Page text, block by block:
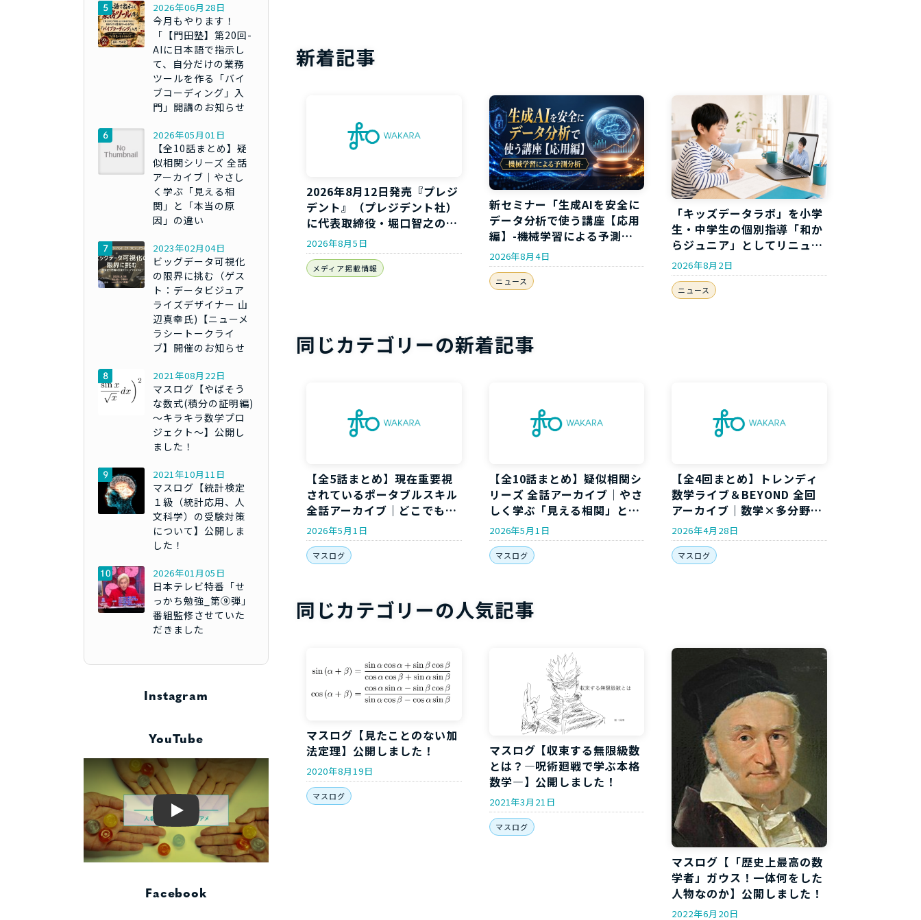
新着記事
2026年8月12日発売『プレジ
デント』（プレジデント社）
に代表取締役・堀口智之のイ
ンタビューが掲載されます
2026年8月5日
メディア掲載情報
新セミナー「生成AIを安全に
データ分析で使う講座【応用
編】-機械学習による予測分
析-」開講のお知らせ
2026年8月4日
ニュース
「キッズデータラボ」を小学
生・中学生の個別指導「和か
らジュニア」としてリニュー
アルしました
2026年8月2日
ニュース
同じカテゴリーの新着記事
【全5話まとめ】現在重要視
されているポータブルスキル
全話アーカイブ｜どこでも通
用する”持ち運べる力”を5回
で身につける
2026年5月1日
マスログ
【全10話まとめ】疑似相関シ
リーズ 全話アーカイブ｜やさ
しく学ぶ「見える相関」と
「本当の原因」の違い
2026年5月1日
マスログ
【全4回まとめ】トレンディ
数学ライブ＆BEYOND 全回
アーカイブ｜数学×多分野コ
ラボイベント開催履歴
2026年4月28日
マスログ
同じカテゴリーの人気記事
マスログ【見たことのない加
法定理】公開しました！
2020年8月19日
マスログ
マスログ【収束する無限級数
とは？―呪術廻戦で学ぶ本格
数学―】公開しました！
2021年3月21日
マスログ
マスログ【「歴史上最高の数
学者」ガウス！一体何をした
人物なのか】公開しました！
2022年6月20日
2026年06月28日
今月もやります！
「【門田塾】第20回-
AIに日本語で指示し
て、自分だけの業務
ツールを作る「バイ
ブコーディング」入
門」開講のお知らせ
2026年05月01日
【全10話まとめ】疑
似相関シリーズ 全話
アーカイブ｜やさし
く学ぶ「見える相
関」と「本当の原
因」の違い
2023年02月04日
ビッグデータ可視化
の限界に挑む（ゲス
ト：データビジュア
ライズデザイナー 山
辺真幸氏)【ニューメ
ラシートークライ
ブ】開催のお知らせ
2021年08月22日
マスログ【やばそう
な数式(積分の証明編)
～キラキラ数学プロ
ジェクト～】公開し
ました！
2021年10月11日
マスログ【統計検定
１級（統計応用、人
文科学）の受験対策
について】公開しま
した！
2026年01月05日
日本テレビ特番「せ
っかち勉強_第⑨弾」
番組監修させていた
だきました
Instagram
YouTube
Play
Facebook